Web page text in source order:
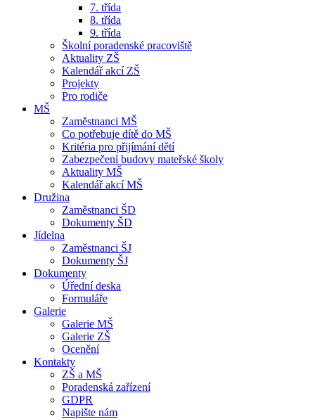
7. třída
8. třída
9. třída
Školní poradenské pracoviště
Aktuality ZŠ
Kalendář akcí ZŠ
Projekty
Pro rodiče
MŠ
Zaměstnanci MŠ
Co potřebuje dítě do MŠ
Kritéria pro přijímání dětí
Zabezpečení budovy mateřské školy
Aktuality MŠ
Kalendář akcí MŠ
Družina
Zaměstnanci ŠD
Dokumenty ŠD
Jídelna
Zaměstnanci ŠJ
Dokumenty ŠJ
Dokumenty
Úřední deska
Formuláře
Galerie
Galerie MŠ
Galerie ZŠ
Ocenění
Kontakty
ZŠ a MŠ
Poradenská zařízení
GDPR
Napište nám